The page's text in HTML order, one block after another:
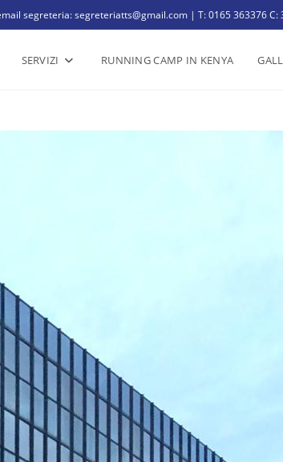
segreteria: segreteriatts@gmail.com | T: 0165 363376 C:
SERVIZI RUNNING CAMP IN KENYA